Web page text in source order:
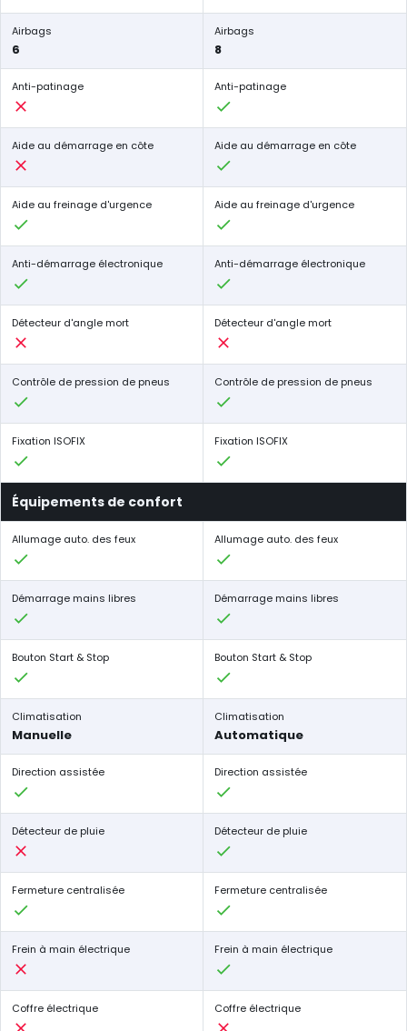
Airbags
6
Airbags
8
Anti-patinage Anti-patinage
Aide au démarrage en côte Aide au démarrage en côte
Aide au freinage d'urgence Aide au freinage d'urgence
Anti-démarrage électronique Anti-démarrage électronique
Détecteur d'angle mort Détecteur d'angle mort
Contrôle de pression de pneus Contrôle de pression de pneus
Fixation ISOFIX Fixation ISOFIX
Équipements de confort
Allumage auto. des feux Allumage auto. des feux
Démarrage mains libres Démarrage mains libres
Bouton Start & Stop Bouton Start & Stop
Climatisation
Manuelle
Climatisation
Automatique
Direction assistée Direction assistée
Détecteur de pluie Détecteur de pluie
Fermeture centralisée Fermeture centralisée
Frein à main électrique Frein à main électrique
Coffre électrique Coffre électrique